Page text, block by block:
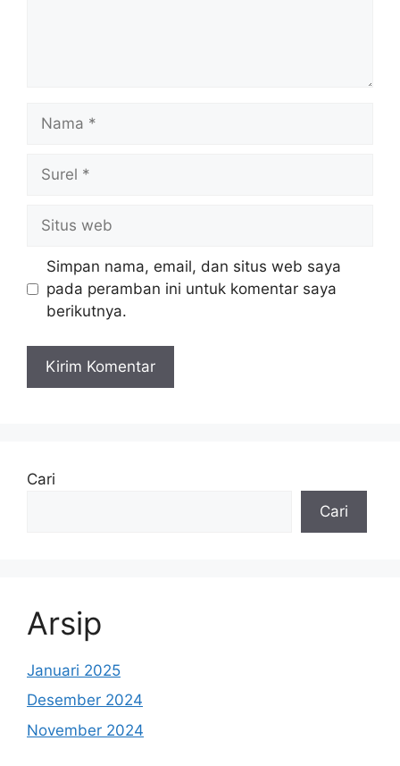
Nama
Surel
Situs
web
Simpan nama, email, dan situs web saya
pada peramban ini untuk komentar saya
berikutnya.
Cari
Cari
Arsip
Januari 2025
Desember 2024
November 2024